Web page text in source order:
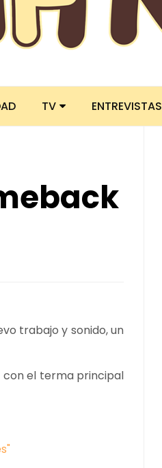
TV ENTREVISTAS
trabajo y sonido, un
con el terma principal